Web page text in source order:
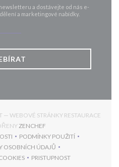
a dostávejte od nás e-
a marketingové nabídky.
WEBOVÉ STRÁNKY RESTAURACE
ZENCHEF((OTEVŘE SE V NOVÉM
SE V NOVÉM OKNĚ))
PODMÍNKY POUŽITÍ
((OTEVŘE SE V NOVÉM
OSOBNÍCH ÚDAJŮ
((OTEVŘE SE V NOVÉM OKNĚ))
SE V NOVÉM OKNĚ))
PRISTUPNOST
((OTEVŘE SE V NOVÉM